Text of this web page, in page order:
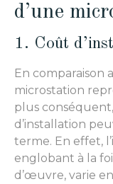
d’une
1. Coût
En comparaison
microstation
plus
d’installation
terme. En effet,
englobant à la
d’œuvre, varie